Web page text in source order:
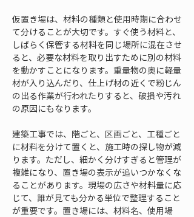
仮置き場は、材料の種類と使用時期に合わせ
て分けることが大切です。すぐ使う材料と、
しばらく保管する材料を同じ場所に混在させ
ると、必要な材料を取り出すために別の材料
を動かすことになります。重量物の奥に軽量
材が入り込んだり、仕上げ材の近くで粉じん
の出る作業が行われたりすると、破損や汚れ
の原因にもなります。
建築工事では、階ごと、区画ごと、工種ごと
に材料を分けて置くと、施工時の探し物が減
ります。ただし、細かく分けすぎると管理が
複雑になり、置き場の表示が追いつかなくな
ることがあります。現場の広さや材料量に応
じて、誰が見ても分かる単位で整理すること
が重要です。置き場には、材料名、使用場